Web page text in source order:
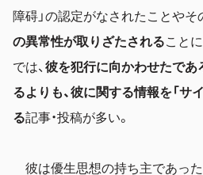
障碍」の認定がなされたことやそ
の異常性が取りざたされること
では、彼を犯行に向かわせたで
るよりも、彼に関する情報を「サ
る記事・投稿が多い。
彼は優生思想の持ち主であっ